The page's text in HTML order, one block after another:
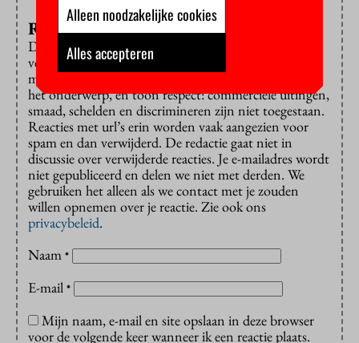
Reageren?
Dat is alleen mogelijk met een e-mailadres dat is
verbonden aan de VU. Reacties worden gepubliceerd
met voornaam of initiaal en achternaam. Houd je bij
het onderwerp, en toon respect: commerciële uitingen,
smaad, schelden en discrimineren zijn niet toegestaan.
Reacties met url’s erin worden vaak aangezien voor
spam en dan verwijderd. De redactie gaat niet in
discussie over verwijderde reacties. Je e-mailadres wordt
niet gepubliceerd en delen we niet met derden. We
gebruiken het alleen als we contact met je zouden
willen opnemen over je reactie. Zie ook ons
privacybeleid.
Naam *
E-mail *
Mijn naam, e-mail en site opslaan in deze browser
voor de volgende keer wanneer ik een reactie plaats.
Alleen noodzakelijke cookies
Alles accepteren